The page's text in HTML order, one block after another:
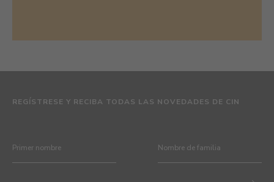
REGÍSTRESE Y RECIBA TODAS LAS NOVEDADES DE CIN